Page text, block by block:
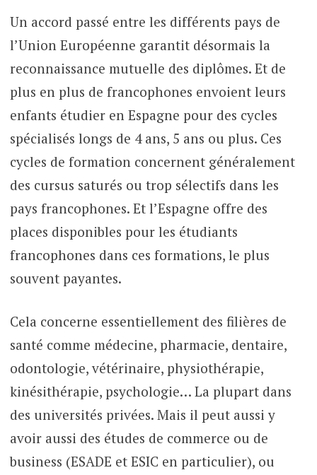
Un accord passé entre les différents pays de
l’Union Européenne garantit désormais la
reconnaissance mutuelle des diplômes. Et de
plus en plus de francophones envoient leurs
enfants étudier en Espagne pour des cycles
spécialisés longs de 4 ans, 5 ans ou plus. Ces
cycles de formation concernent généralement
des cursus saturés ou trop sélectifs dans les
pays francophones. Et l’Espagne offre des
places disponibles pour les étudiants
francophones dans ces formations, le plus
souvent payantes.
Cela concerne essentiellement des filières de
santé comme médecine, pharmacie, dentaire,
odontologie, vétérinaire, physiothérapie,
kinésithérapie, psychologie… La plupart dans
des universités privées. Mais il peut aussi y
avoir aussi des études de commerce ou de
business (ESADE et ESIC en particulier), ou